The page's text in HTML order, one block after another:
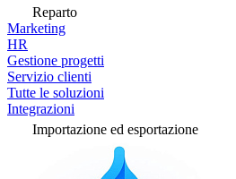
Reparto
Marketing
HR
Gestione progetti
Servizio clienti
Tutte le soluzioni
Integrazioni
Importazione ed esportazione